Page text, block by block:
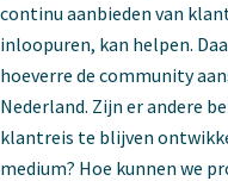
continu aanbieden van
inloopuren, kan helpen.
hoeverre de community
Nederland. Zijn er andere
klantreis te blijven
medium? Hoe kunnen we